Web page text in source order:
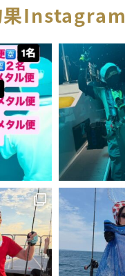
果Instagram